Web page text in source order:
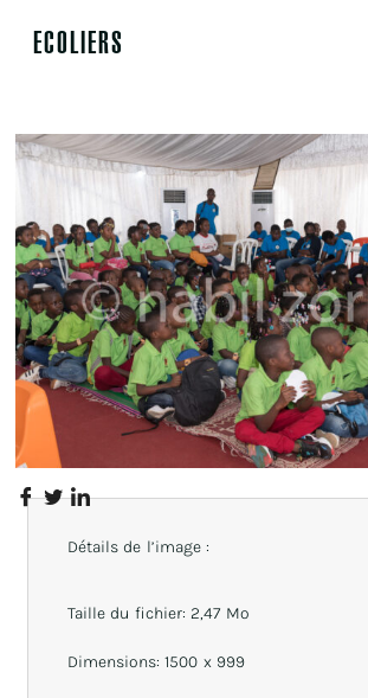
ECOLIERS
Détails de l’image :
Taille du fichier: 2,47 Mo
Dimensions: 1500 x 999